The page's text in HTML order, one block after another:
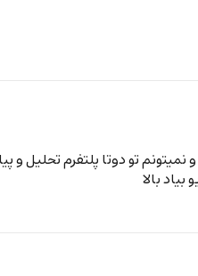
نمیتونم تو دوتا پلتفرم تحلیل و